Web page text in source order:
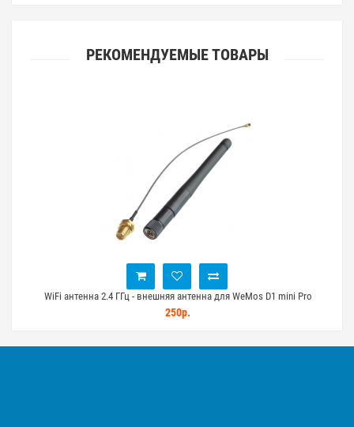
РЕКОМЕНДУЕМЫЕ ТОВАРЫ
WiFi антенна 2.4 ГГц - внешняя антенна для WeMos D1 mini Pro
250р.